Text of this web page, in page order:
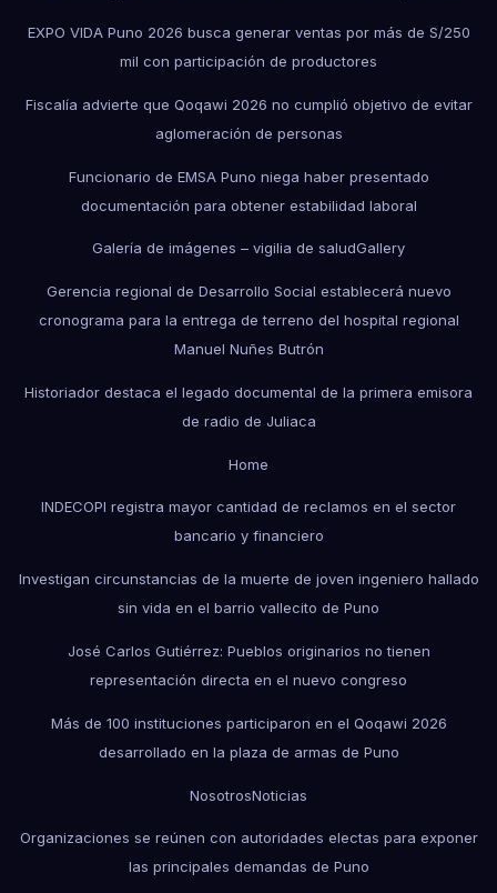
EXPO VIDA Puno 2026 busca generar ventas por más de S/250
mil con participación de productores
Fiscalía advierte que Qoqawi 2026 no cumplió objetivo de evitar
aglomeración de personas
Funcionario de EMSA Puno niega haber presentado
documentación para obtener estabilidad laboral
Galería de imágenes – vigilia de saludGallery
Gerencia regional de Desarrollo Social establecerá nuevo
cronograma para la entrega de terreno del hospital regional
Manuel Nuñes Butrón
Historiador destaca el legado documental de la primera emisora
de radio de Juliaca
Home
INDECOPI registra mayor cantidad de reclamos en el sector
bancario y financiero
Investigan circunstancias de la muerte de joven ingeniero hallado
sin vida en el barrio vallecito de Puno
José Carlos Gutiérrez: Pueblos originarios no tienen
representación directa en el nuevo congreso
Más de 100 instituciones participaron en el Qoqawi 2026
desarrollado en la plaza de armas de Puno
NosotrosNoticias
Organizaciones se reúnen con autoridades electas para exponer
las principales demandas de Puno